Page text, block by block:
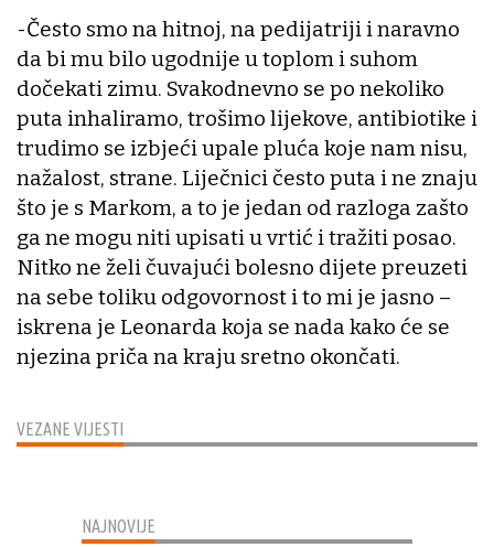
VEZANE VIJESTI
-Često smo na hitnoj, na pedijatriji i naravno
da bi mu bilo ugodnije u toplom i suhom
dočekati zimu. Svakodnevno se po nekoliko
puta inhaliramo, trošimo lijekove, antibiotike i
trudimo se izbjeći upale pluća koje nam nisu,
nažalost, strane. Liječnici često puta i ne znaju
što je s Markom, a to je jedan od razloga zašto
ga ne mogu niti upisati u vrtić i tražiti posao.
Nitko ne želi čuvajući bolesno dijete preuzeti
na sebe toliku odgovornost i to mi je jasno –
iskrena je Leonarda koja se nada kako će se
njezina priča na kraju sretno okončati.
NAJNOVIJE